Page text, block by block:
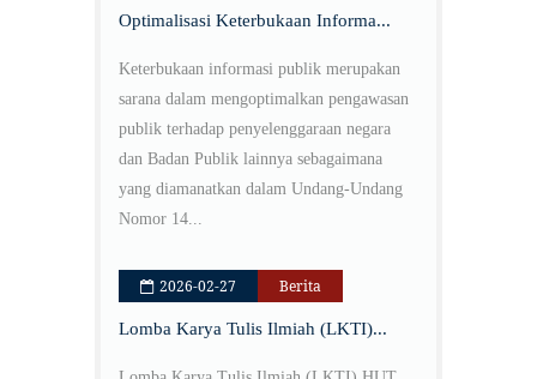
Optimalisasi Keterbukaan Informa...
Keterbukaan informasi publik merupakan
sarana dalam mengoptimalkan pengawasan
publik terhadap penyelenggaraan negara
dan Badan Publik lainnya sebagaimana
yang diamanatkan dalam Undang-Undang
Nomor 14...
2026-02-27 Berita
Lomba Karya Tulis Ilmiah (LKTI)...